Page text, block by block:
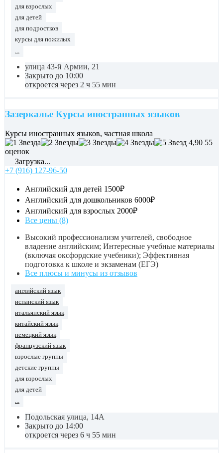
для взрослых
для детей
для подростков
курсы для пожилых
...
улица 43-й Армии, 21
Закрыто до 10:00
откроется через 2 ч 55 мин
Зазеркалье Курсы иностранных языков
Курсы иностранных языков, частная школа
4,90 55
оценок
Загрузка...
+7 (916) 127-96-50
Английский для детей 1500₽
Английский для дошкольников 6000₽
Английский для взрослых 2000₽
Все цены (8)
Высокий профессионализм учителей, свободное
владение английским; Интересные учебные материалы
(включая оксфордские учебники); Эффективная
подготовка к школе и экзаменам (ЕГЭ)
Все плюсы и минусы из отзывов
английский язык
испанский язык
итальянский язык
китайский язык
немецкий язык
французский язык
взрослые группы
детские группы
для взрослых
для детей
...
Подольская улица, 14А
Закрыто до 14:00
откроется через 6 ч 55 мин